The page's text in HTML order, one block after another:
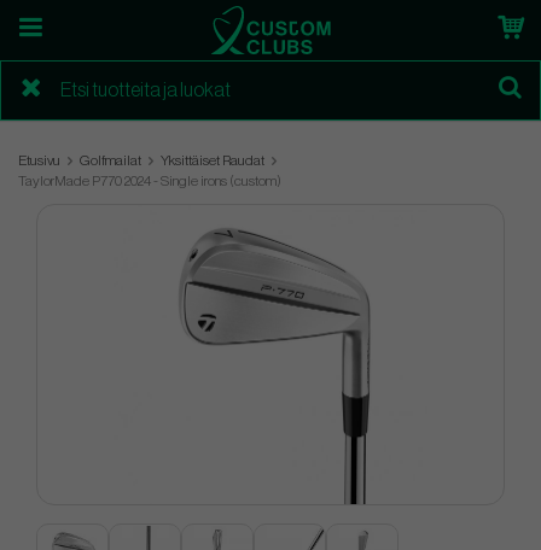
Etusivu Golfmailat
Yksittäiset Raudat
TaylorMade P770 2024 - Single irons (custom)